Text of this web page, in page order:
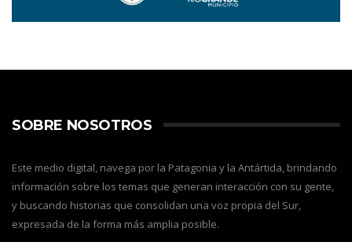
SOBRE NOSOTROS
Este medio digital, navega por la Patagonia y la Antártida, brindando
información sobre los temas que generan interacción con su gente,
y buscando historias que consolidan una voz propia del Sur,
expresada de la forma más amplia posible.